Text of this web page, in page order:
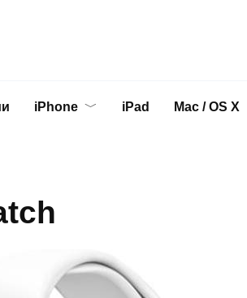
iPhone iPad Mac / OS X